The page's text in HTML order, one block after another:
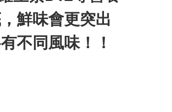
鮮味會更突出
不同風味！！